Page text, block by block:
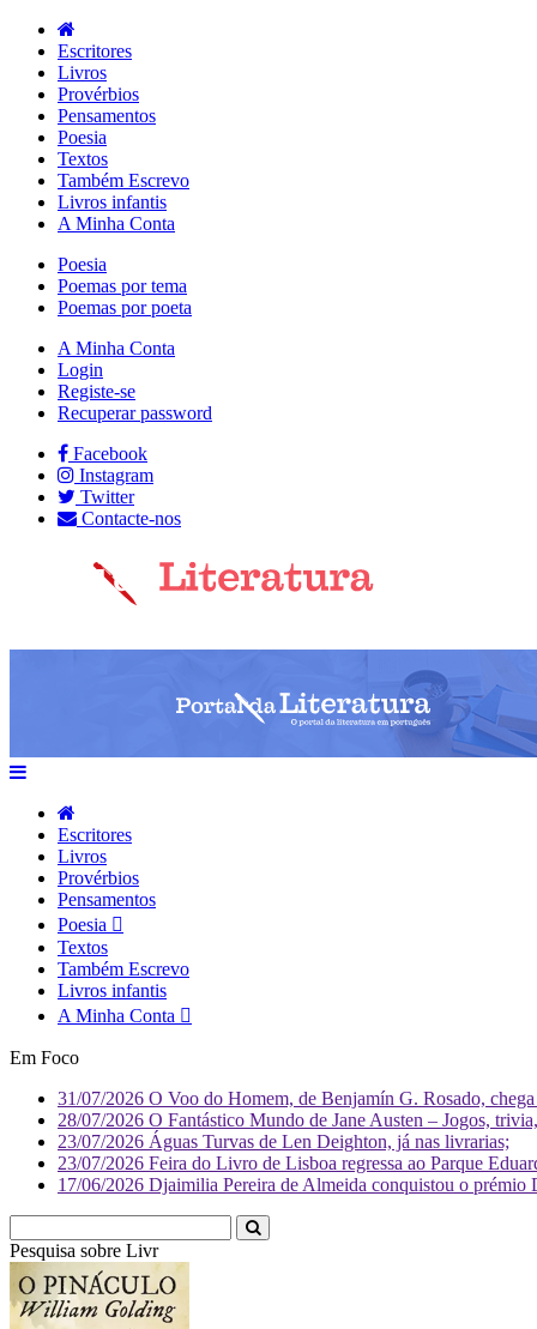
Escritores
Livros
Provérbios
Pensamentos
Poesia
Textos
Também Escrevo
Livros infantis
A Minha Conta
Poesia
Poemas por tema
Poemas por poeta
A Minha Conta
Login
Registe-se
Recuperar password
Facebook
Instagram
Twitter
Contacte-nos
Escritores
Livros
Provérbios
Pensamentos
Poesia
Textos
Também Escrevo
Livros infantis
A Minha Conta
Em Foco
31/07/2026 O Voo do Homem, de Benjamín G. Rosado,
28/07/2026 O Fantástico Mundo de Jane Austen – Jogos,
23/07/2026 Águas Turvas de Len Deighton, já nas livrarias;
23/07/2026 Feira do Livro de Lisboa regressa ao Parque
17/06/2026 Djaimilia Pereira de Almeida conquistou o
Pesquisa sobre Literatura